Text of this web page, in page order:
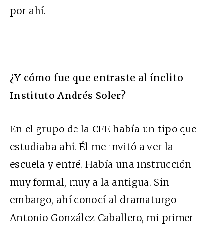
por ahí.
¿Y cómo fue que entraste al ínclito
Instituto Andrés Soler?
En el grupo de la CFE había un tipo que
estudiaba ahí. Él me invitó a ver la
escuela y entré. Había una instrucción
muy formal, muy a la antigua. Sin
embargo, ahí conocí al dramaturgo
Antonio González Caballero, mi primer